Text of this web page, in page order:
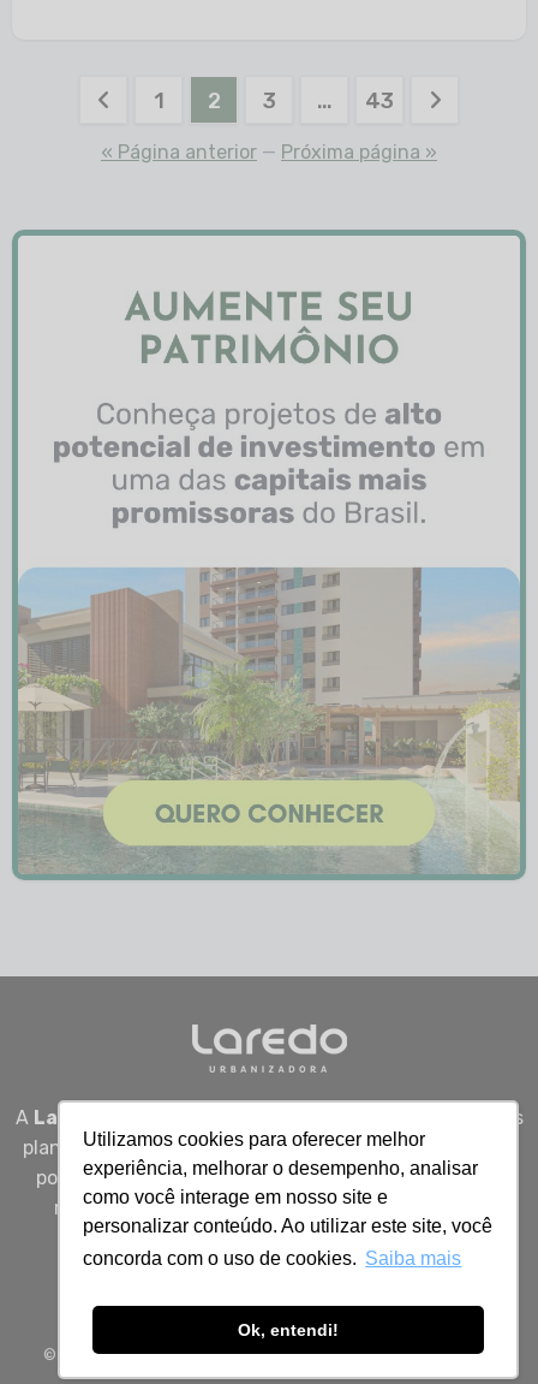
Utilizamos cookies para oferecer melhor
experiência, melhorar o desempenho, analisar
como você interage em nosso site e
personalizar conteúdo. Ao utilizar este site, você
concorda com o uso de cookies. Saiba mais
Ok, entendi!
1 2 3 … 43
« Página anterior — Próxima página »
A Laredo Urbanizadora
desenvolve empreendimentos
planejados em Sergipe, unindo qualidade, segurança e
potencial real de valorização para quem busca viver
melhor, investir bem e construir patrimônio com
inteligência.
© 2026 Todos os direitos reservados à Laredo Urbanizadora.